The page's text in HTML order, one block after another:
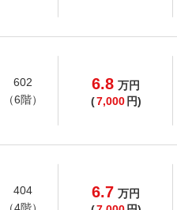
602
（6階）
6.8 万円
(7,000 円)
404
6.7 万円